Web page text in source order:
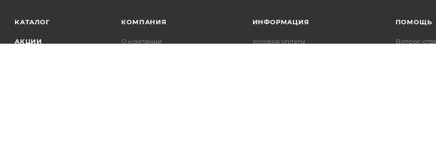
КАТАЛОГ
АКЦИИ
КОМПАНИЯ
О компании
ИНФОРМАЦИЯ
Условия оплаты
ПОМОЩЬ
Вопрос-